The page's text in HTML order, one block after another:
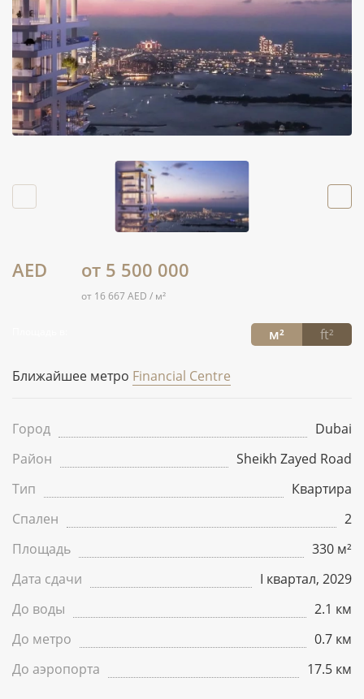
AED от 5 500 000
от 16 667 AED / м²
м² ft²
Ближайшее метро Financial Centre
Город
Dubai
Район
Sheikh Zayed Road
Тип
Квартира
Спален
2
Площадь
330 м²
Дата сдачи
I квартал, 2029
До воды
2.1 км
До метро
0.7 км
До аэропорта
17.5 км